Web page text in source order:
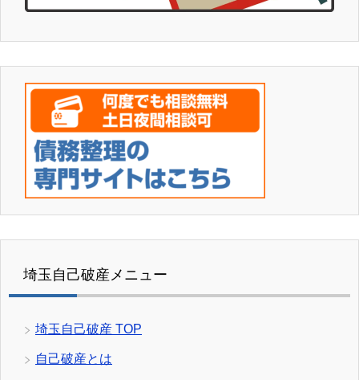
埼玉自己破産メニュー
埼玉自己破産 TOP
自己破産とは